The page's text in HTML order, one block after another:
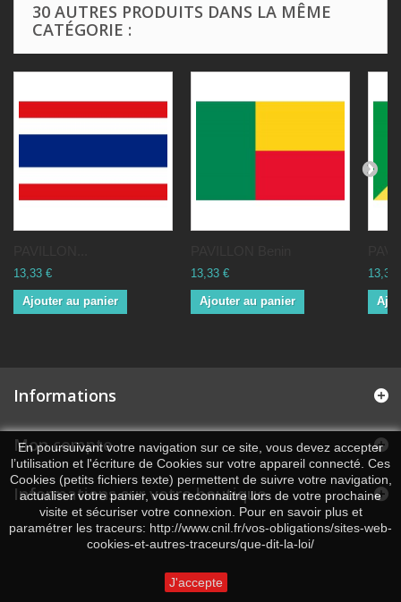
30 AUTRES PRODUITS DANS LA MÊME
CATÉGORIE :
13,33 €
Ajouter au panier
13,33 €
Ajouter au panier
13,33
Informations
Mon compte
Informations sur votre boutique
En poursuivant votre navigation sur ce site, vous devez accepter
l’utilisation et l'écriture de Cookies sur votre appareil connecté. Ces
Cookies (petits fichiers texte) permettent de suivre votre navigation,
actualiser votre panier, vous reconnaitre lors de votre prochaine
visite et sécuriser votre connexion. Pour en savoir plus et
paramétrer les traceurs: http://www.cnil.fr/vos-obligations/sites-web-
cookies-et-autres-traceurs/que-dit-la-loi/
J'accepte